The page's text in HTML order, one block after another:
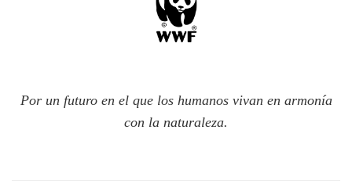
Por un futuro en el que los humanos vivan en armonía
con la naturaleza.